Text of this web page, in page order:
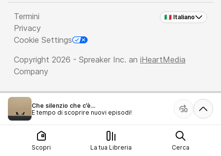
🇮🇹 Italiano
Termini
Privacy
Cookie Settings
Copyright 2026 - Spreaker Inc. an iHeartMedia
Company
Che silenzio che c’è...
È tempo di scoprire nuovi episodi!
Scopri La tua Libreria Cerca